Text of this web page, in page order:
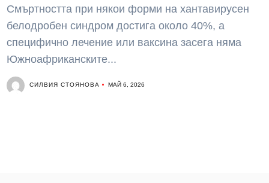
Смъртността при някои форми на хантавирусен
белодробен синдром достига около 40%, а
специфично лечение или ваксина засега няма
Южноафриканските...
СИЛВИЯ СТОЯНОВА МАЙ 6, 2026